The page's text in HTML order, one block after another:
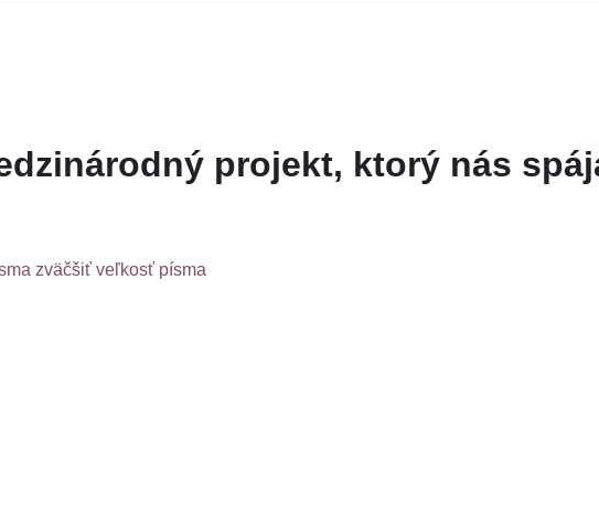
projekt, ktorý nás
zväčšiť veľkosť písma